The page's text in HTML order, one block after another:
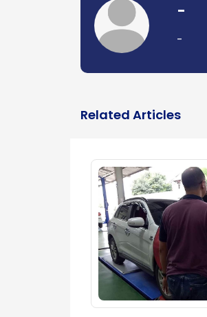
-
-
Related Articles